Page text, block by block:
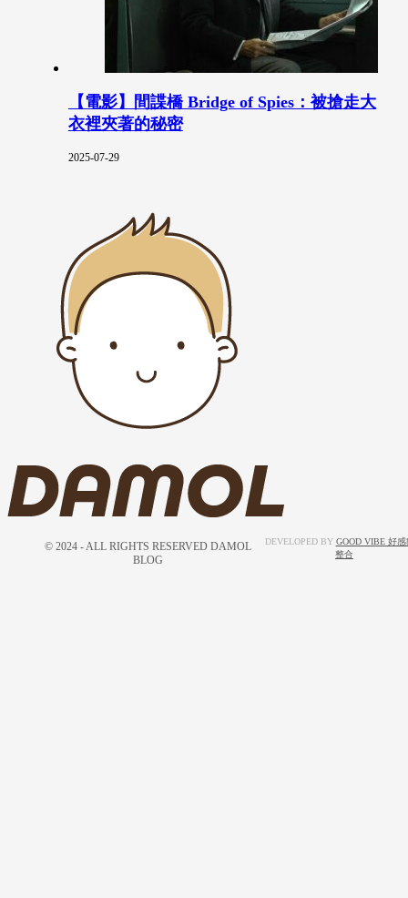
【電影】間諜橋 Bridge of Spies：被搶走大
衣裡夾著的秘密
2025-07-29
© 2024 - ALL RIGHTS RESERVED DAMOL
BLOG
DEVELOPED BY GOOD VIBE 好感
整合